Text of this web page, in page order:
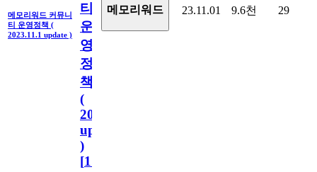
메모리워드 커뮤니
티 운영정책 (
2023.11.1 update )
티
운
영
정
책
(
2023.11.1
update
)
[110
메모리워드 23.11.01 9.6천 29